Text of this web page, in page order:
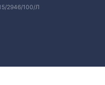
2946/100/Л